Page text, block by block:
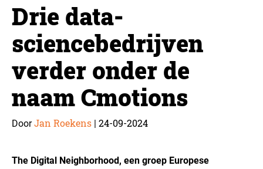
Drie data-
sciencebedrijven
verder onder de
naam Cmotions
DoorJan Roekens | 24-09-2024
The Digital Neighborhood, een groep Europese